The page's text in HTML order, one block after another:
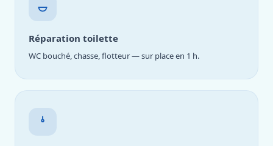
Réparation toilette
WC bouché, chasse, flotteur — sur place en 1 h.